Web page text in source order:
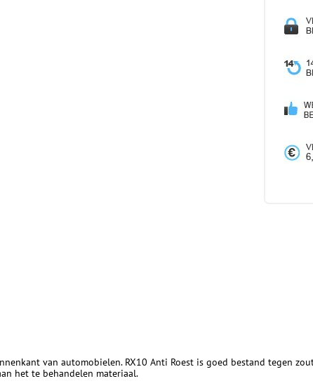
van automobielen. RX10 Anti Roest is goed bestand tegen
het te behandelen materiaal.